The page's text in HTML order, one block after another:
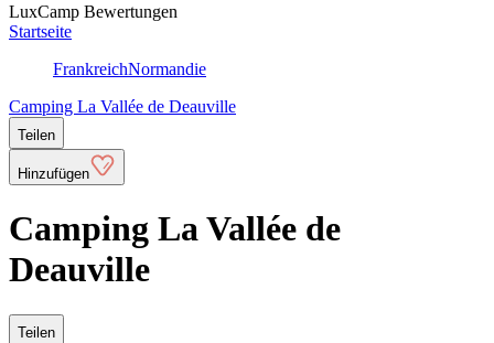
LuxCamp Bewertungen
Startseite
FrankreichNormandie
Camping La Vallée de Deauville
Teilen
Hinzufügen
Camping La Vallée de
Deauville
Teilen